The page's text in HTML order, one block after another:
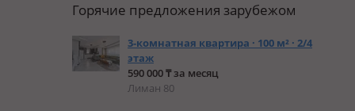
Горячие предложения зарубежом
3-комнатная квартира · 100 м² · 2/4
этаж
590 000 ₸ за месяц
Лиман 80